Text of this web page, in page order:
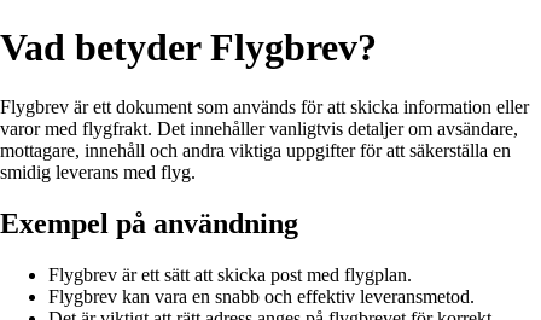
Vad betyder Flygbrev?
Flygbrev är ett dokument som används för att skicka information eller
varor med flygfrakt. Det innehåller vanligtvis detaljer om avsändare,
mottagare, innehåll och andra viktiga uppgifter för att säkerställa en
smidig leverans med flyg.
Exempel på användning
Flygbrev är ett sätt att skicka post med flygplan.
Flygbrev kan vara en snabb och effektiv leveransmetod.